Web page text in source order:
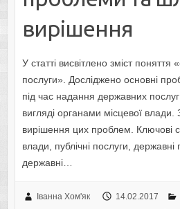
вирішення
У статті висвітлено зміст поняття
послуги». Досліджено основні
під час надання державних
вигляді органами місцевої
вирішення цих проблем. Ключові
влади, публічні послуги, державні
державні…
Іванна Хом'як 14.02.2017